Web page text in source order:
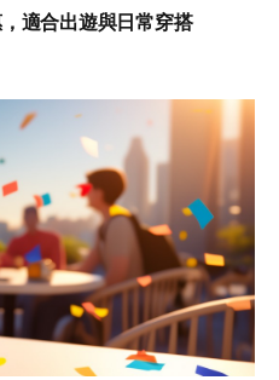
適合出遊與日常穿搭